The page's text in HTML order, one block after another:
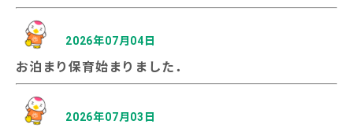
2026年07月04日
お泊まり保育始まりました．
2026年07月03日